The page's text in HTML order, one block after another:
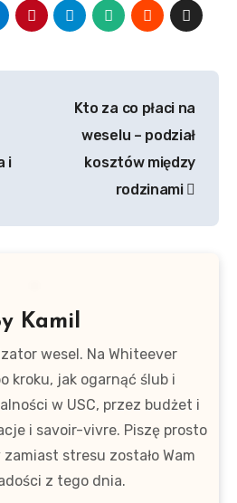
i
Kto za co płaci na
weselu – podział
kosztów między
rodzinami
Kamil
wesel. Na Whiteever
kroku, jak ogarnąć ślub i
w USC, przez budżet i
i savoir-vivre. Piszę prosto
stresu zostało Wam
z tego dnia.